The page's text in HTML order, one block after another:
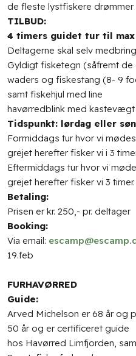
de fleste lystfiskere drømmer
TILBUD:
4 timers guidet tur til
Deltagerne skal selv
Gyldigt fisketegn (såfremt de
waders og fiskestang (8- 9
samt fiskehjul med line
havørredblink med kastevægt
Tidspunkt: lørdag eller
Formiddags tur hvor vi
grejet herefter fisker vi i 3
Eftermiddags tur hvor vi
grejet herefter fisker vi 3 timer.
Betaling:
Prisen er kr. 250,- pr. deltager
Booking:
Via email:
19.feb
FURHAVØRRED
Guide:
Arved Michelson er 68 år og
50 år og er certificeret guide
hos Havørred Limfjorden,